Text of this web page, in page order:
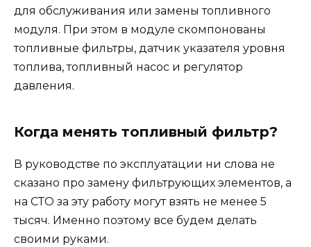
для обслуживания или замены топливного
модуля. При этом в модуле скомпонованы
топливные фильтры, датчик указателя уровня
топлива, топливный насос и регулятор
давления.
Когда менять топливный фильтр?
В руководстве по эксплуатации ни слова не
сказано про замену фильтрующих элементов, а
на СТО за эту работу могут взять не менее 5
тысяч. Именно поэтому все будем делать
своими руками.